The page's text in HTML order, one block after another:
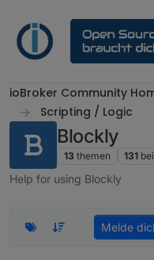
ioBroker Community
Scripting / Logic
Blockly
13 themen 131
Help for using Blockly
Melde